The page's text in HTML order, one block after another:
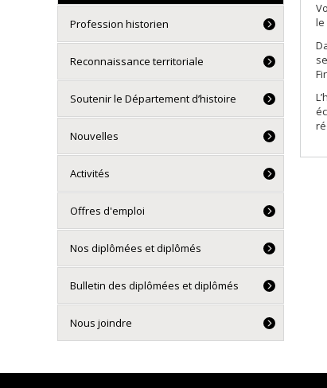
le
Profession historien
Reconnaissance territoriale
Soutenir le Département d’histoire
Nouvelles
Activités
Offres d'emploi
Nos diplômées et diplômés
Bulletin des diplômées et diplômés
Nous joindre